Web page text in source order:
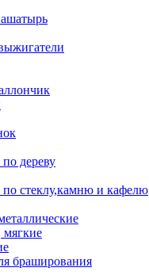
дереву
стеклу,камню и кафелю
браширования